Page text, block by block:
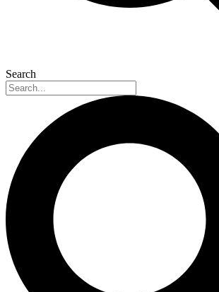
Search